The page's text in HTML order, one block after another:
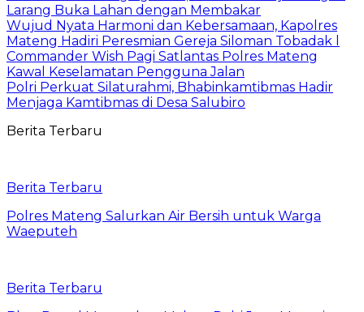
Larang Buka Lahan dengan Membakar
Wujud Nyata Harmoni dan Kebersamaan, Kapolres
Mateng Hadiri Peresmian Gereja Siloman Tobadak l
Commander Wish Pagi Satlantas Polres Mateng
Kawal Keselamatan Pengguna Jalan
Polri Perkuat Silaturahmi, Bhabinkamtibmas Hadir
Menjaga Kamtibmas di Desa Salubiro
Berita Terbaru
Berita Terbaru
Polres Mateng Salurkan Air Bersih untuk Warga
Waeputeh
Berita Terbaru